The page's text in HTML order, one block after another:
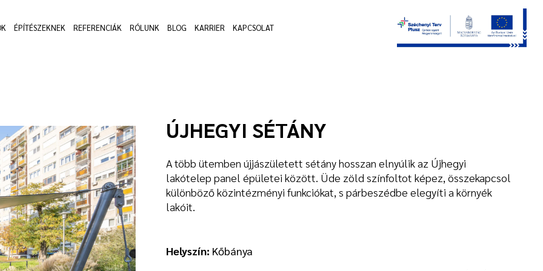
ÉPÍTÉSZEKNEK REFERENCIÁK RÓLUNK BLOG KARRIER KAPCSOLAT
ÚJHEGYI SÉTÁNY
A több ütemben újjászületett sétány hosszan elnyúlik az Újhegyi
lakótelep panel épületei között. Üde zöld színfoltot képez, összekapcsol
különböző közintézményi funkciókat, s párbeszédbe elegyíti a környék
lakóit.
Helyszín: Kőbánya